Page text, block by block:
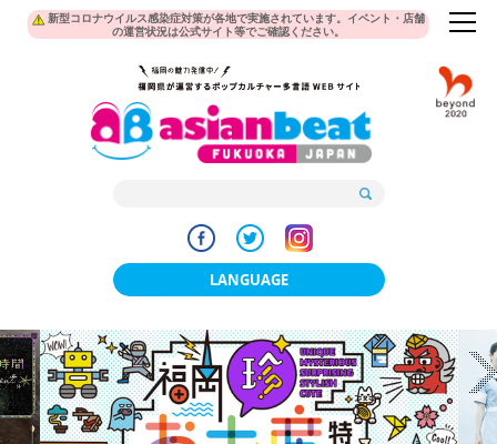
新型コロナウイルス感染症対策が各地で実施されています。イベント・店舗
の運営状況は公式サイト等でご確認ください。
LANGUAGE
한국어
簡体中文